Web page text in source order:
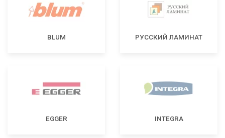
BLUM РУССКИЙ ЛАМИНАТ
EGGER INTEGRA